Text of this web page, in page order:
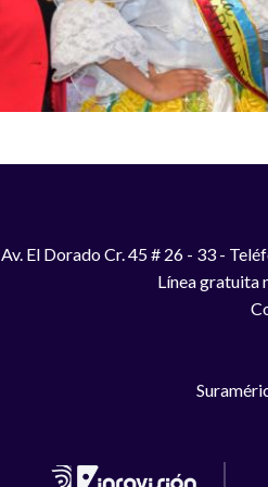
Av. El Dorado Cr. 45 # 26 - 33 -
Línea gratuita